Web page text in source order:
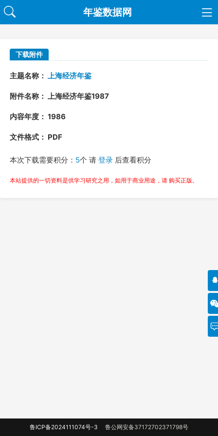
年鉴数据网
下载附件
主题名称： 上海经济年鉴
附件名称： 上海经济年鉴1987
内容年度： 1986
文件格式： PDF
本次下载需要积分： 5个 请 登录 后查看积分
本站提供的一切资料是供学习研究之用，如用于商业用途，请 购买正版。
鲁ICP备2024111074号-3 鲁公网安备37172702371798号